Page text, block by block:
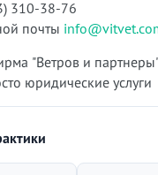
310-38-76
почты
"Ветров и
юридические услуги